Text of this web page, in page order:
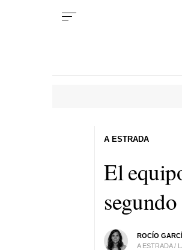
El
ROCÍO
A ESTRADA /
A ESTRADA